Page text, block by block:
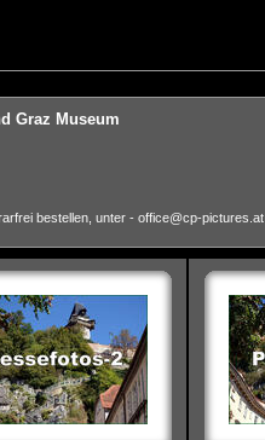
Graz Museum
bestellen, unter - office@cp-pictures.at